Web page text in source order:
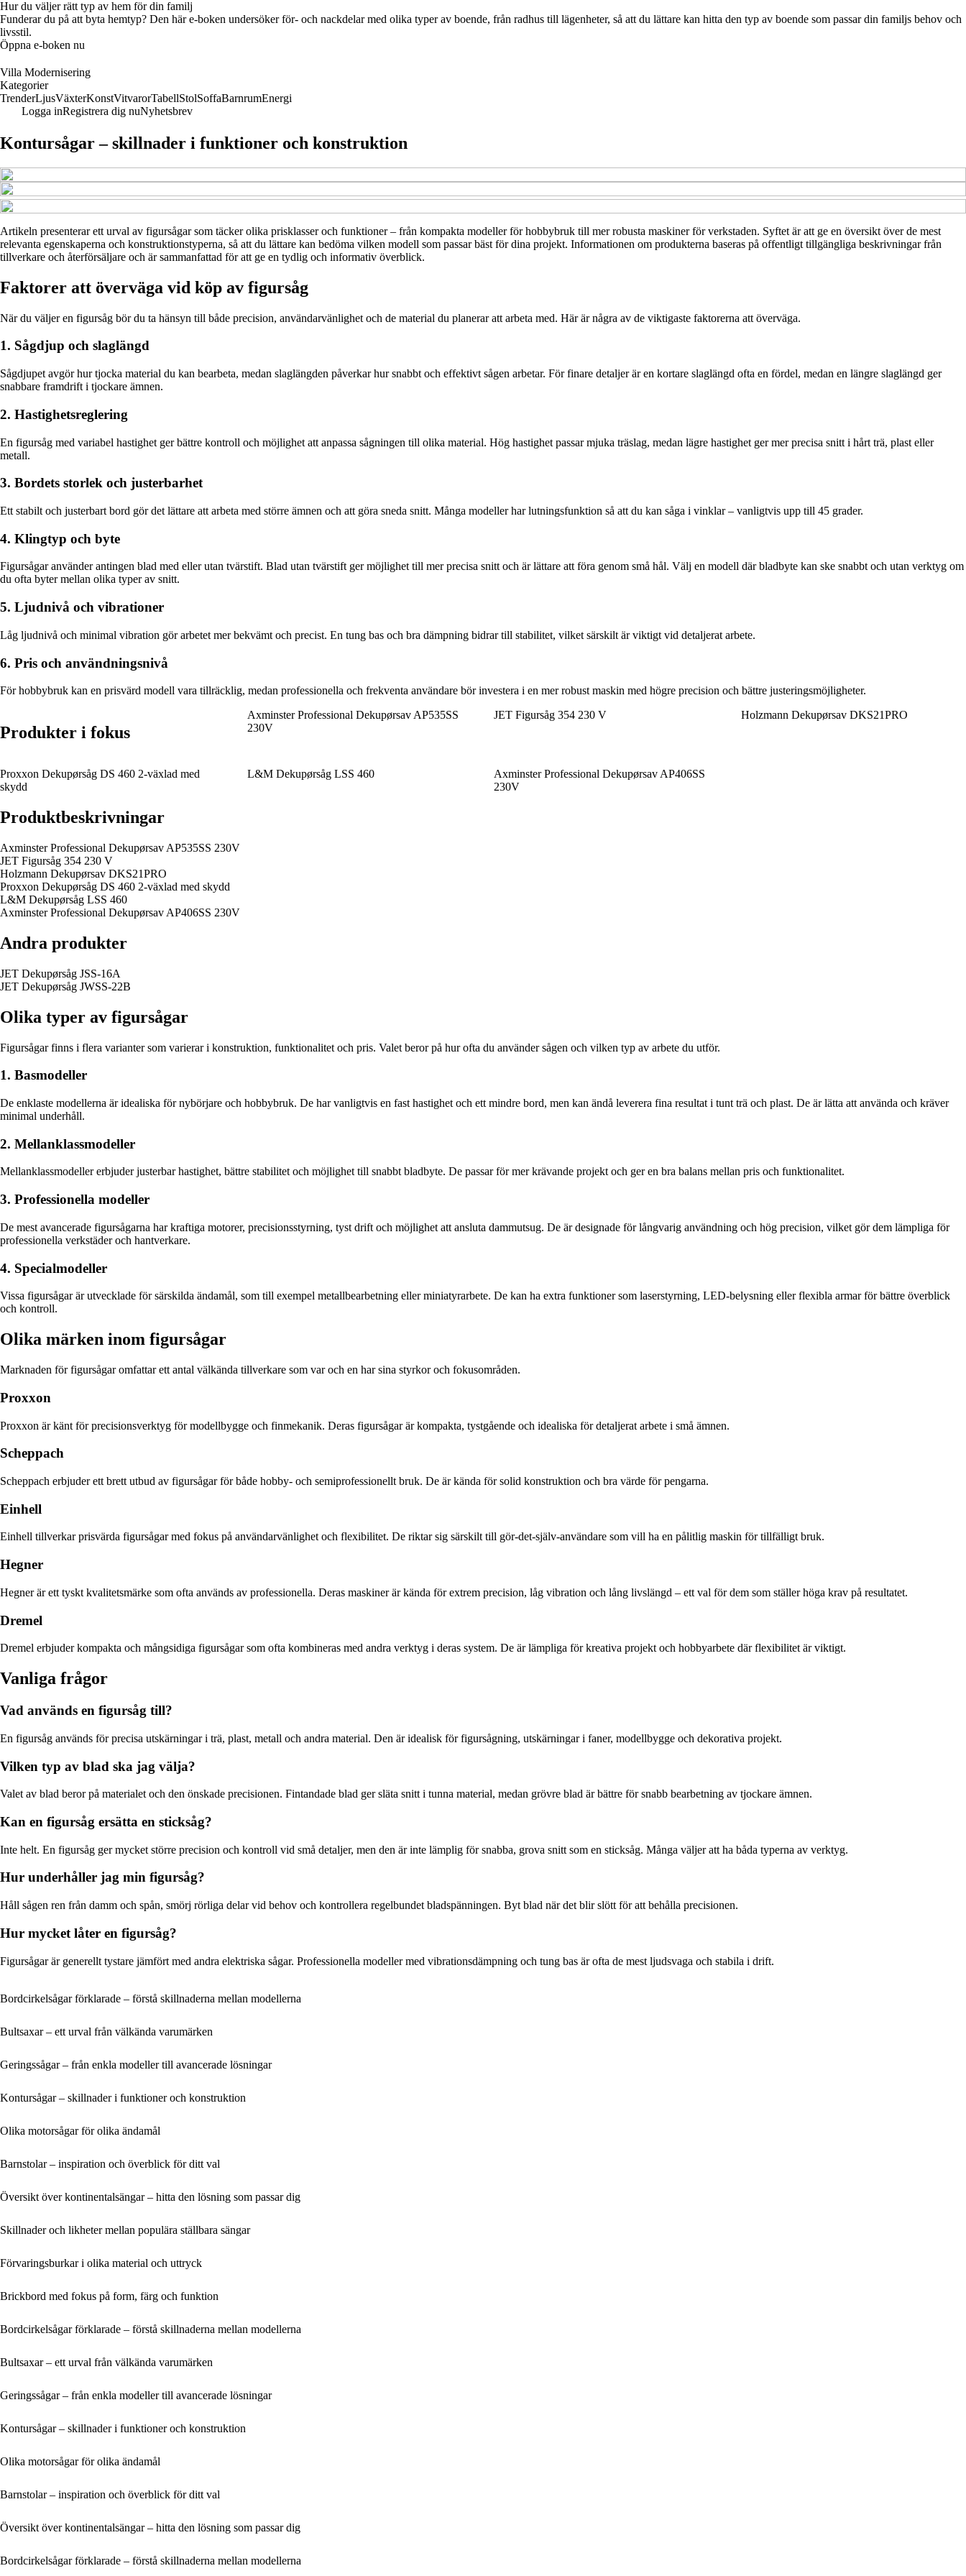
Hur du väljer rätt typ av hem för din familj
Funderar du på att byta hemtyp? Den här e-boken undersöker för- och nackdelar med olika typer av boende, från radhus till lägenheter, så att du lättare kan hitta den typ av boende som passar din familjs behov och
livsstil.
Öppna e-boken nu
Villa Modernisering
Kategorier
TrenderLjusVäxterKonstVitvarorTabellStolSoffaBarnrumEnergi
Logga inRegistrera dig nuNyhetsbrev
Kontursågar – skillnader i funktioner och konstruktion
Artikeln presenterar ett urval av figursågar som täcker olika prisklasser och funktioner – från kompakta modeller för hobbybruk till mer robusta maskiner för verkstaden. Syftet är att ge en översikt över de mest
relevanta egenskaperna och konstruktionstyperna, så att du lättare kan bedöma vilken modell som passar bäst för dina projekt. Informationen om produkterna baseras på offentligt tillgängliga beskrivningar från
tillverkare och återförsäljare och är sammanfattad för att ge en tydlig och informativ överblick.
Faktorer att överväga vid köp av figursåg
När du väljer en figursåg bör du ta hänsyn till både precision, användarvänlighet och de material du planerar att arbeta med. Här är några av de viktigaste faktorerna att överväga.
1. Sågdjup och slaglängd
Sågdjupet avgör hur tjocka material du kan bearbeta, medan slaglängden påverkar hur snabbt och effektivt sågen arbetar. För finare detaljer är en kortare slaglängd ofta en fördel, medan en längre slaglängd ger
snabbare framdrift i tjockare ämnen.
2. Hastighetsreglering
En figursåg med variabel hastighet ger bättre kontroll och möjlighet att anpassa sågningen till olika material. Hög hastighet passar mjuka träslag, medan lägre hastighet ger mer precisa snitt i hårt trä, plast eller
metall.
3. Bordets storlek och justerbarhet
Ett stabilt och justerbart bord gör det lättare att arbeta med större ämnen och att göra sneda snitt. Många modeller har lutningsfunktion så att du kan såga i vinklar – vanligtvis upp till 45 grader.
4. Klingtyp och byte
Figursågar använder antingen blad med eller utan tvärstift. Blad utan tvärstift ger möjlighet till mer precisa snitt och är lättare att föra genom små hål. Välj en modell där bladbyte kan ske snabbt och utan verktyg om
du ofta byter mellan olika typer av snitt.
5. Ljudnivå och vibrationer
Låg ljudnivå och minimal vibration gör arbetet mer bekvämt och precist. En tung bas och bra dämpning bidrar till stabilitet, vilket särskilt är viktigt vid detaljerat arbete.
6. Pris och användningsnivå
För hobbybruk kan en prisvärd modell vara tillräcklig, medan professionella och frekventa användare bör investera i en mer robust maskin med högre precision och bättre justeringsmöjligheter.
Produkter i fokus
Axminster Professional Dekupørsav AP535SS
230V
JET Figursåg 354 230 V Holzmann Dekupørsav DKS21PRO
Proxxon Dekupørsåg DS 460 2-växlad med
skydd
L&M Dekupørsåg LSS 460
Axminster Professional Dekupørsav AP406SS
230V
Produktbeskrivningar
Axminster Professional Dekupørsav AP535SS 230V
JET Figursåg 354 230 V
Holzmann Dekupørsav DKS21PRO
Proxxon Dekupørsåg DS 460 2-växlad med skydd
L&M Dekupørsåg LSS 460
Axminster Professional Dekupørsav AP406SS 230V
Andra produkter
JET Dekupørsåg JSS-16A
JET Dekupørsåg JWSS-22B
Olika typer av figursågar
Figursågar finns i flera varianter som varierar i konstruktion, funktionalitet och pris. Valet beror på hur ofta du använder sågen och vilken typ av arbete du utför.
1. Basmodeller
De enklaste modellerna är idealiska för nybörjare och hobbybruk. De har vanligtvis en fast hastighet och ett mindre bord, men kan ändå leverera fina resultat i tunt trä och plast. De är lätta att använda och kräver
minimal underhåll.
2. Mellanklassmodeller
Mellanklassmodeller erbjuder justerbar hastighet, bättre stabilitet och möjlighet till snabbt bladbyte. De passar för mer krävande projekt och ger en bra balans mellan pris och funktionalitet.
3. Professionella modeller
De mest avancerade figursågarna har kraftiga motorer, precisionsstyrning, tyst drift och möjlighet att ansluta dammutsug. De är designade för långvarig användning och hög precision, vilket gör dem lämpliga för
professionella verkstäder och hantverkare.
4. Specialmodeller
Vissa figursågar är utvecklade för särskilda ändamål, som till exempel metallbearbetning eller miniatyrarbete. De kan ha extra funktioner som laserstyrning, LED-belysning eller flexibla armar för bättre överblick
och kontroll.
Olika märken inom figursågar
Marknaden för figursågar omfattar ett antal välkända tillverkare som var och en har sina styrkor och fokusområden.
Proxxon
Proxxon är känt för precisionsverktyg för modellbygge och finmekanik. Deras figursågar är kompakta, tystgående och idealiska för detaljerat arbete i små ämnen.
Scheppach
Scheppach erbjuder ett brett utbud av figursågar för både hobby- och semiprofessionellt bruk. De är kända för solid konstruktion och bra värde för pengarna.
Einhell
Einhell tillverkar prisvärda figursågar med fokus på användarvänlighet och flexibilitet. De riktar sig särskilt till gör-det-själv-användare som vill ha en pålitlig maskin för tillfälligt bruk.
Hegner
Hegner är ett tyskt kvalitetsmärke som ofta används av professionella. Deras maskiner är kända för extrem precision, låg vibration och lång livslängd – ett val för dem som ställer höga krav på resultatet.
Dremel
Dremel erbjuder kompakta och mångsidiga figursågar som ofta kombineras med andra verktyg i deras system. De är lämpliga för kreativa projekt och hobbyarbete där flexibilitet är viktigt.
Vanliga frågor
Vad används en figursåg till?
En figursåg används för precisa utskärningar i trä, plast, metall och andra material. Den är idealisk för figursågning, utskärningar i faner, modellbygge och dekorativa projekt.
Vilken typ av blad ska jag välja?
Valet av blad beror på materialet och den önskade precisionen. Fintandade blad ger släta snitt i tunna material, medan grövre blad är bättre för snabb bearbetning av tjockare ämnen.
Kan en figursåg ersätta en sticksåg?
Inte helt. En figursåg ger mycket större precision och kontroll vid små detaljer, men den är inte lämplig för snabba, grova snitt som en sticksåg. Många väljer att ha båda typerna av verktyg.
Hur underhåller jag min figursåg?
Håll sågen ren från damm och spån, smörj rörliga delar vid behov och kontrollera regelbundet bladspänningen. Byt blad när det blir slött för att behålla precisionen.
Hur mycket låter en figursåg?
Figursågar är generellt tystare jämfört med andra elektriska sågar. Professionella modeller med vibrationsdämpning och tung bas är ofta de mest ljudsvaga och stabila i drift.
Bordcirkelsågar förklarade – förstå skillnaderna mellan modellerna
Bultsaxar – ett urval från välkända varumärken
Geringssågar – från enkla modeller till avancerade lösningar
Kontursågar – skillnader i funktioner och konstruktion
Olika motorsågar för olika ändamål
Barnstolar – inspiration och överblick för ditt val
Översikt över kontinentalsängar – hitta den lösning som passar dig
Skillnader och likheter mellan populära ställbara sängar
Förvaringsburkar i olika material och uttryck
Brickbord med fokus på form, färg och funktion
Bordcirkelsågar förklarade – förstå skillnaderna mellan modellerna
Bultsaxar – ett urval från välkända varumärken
Geringssågar – från enkla modeller till avancerade lösningar
Kontursågar – skillnader i funktioner och konstruktion
Olika motorsågar för olika ändamål
Barnstolar – inspiration och överblick för ditt val
Översikt över kontinentalsängar – hitta den lösning som passar dig
Bordcirkelsågar förklarade – förstå skillnaderna mellan modellerna